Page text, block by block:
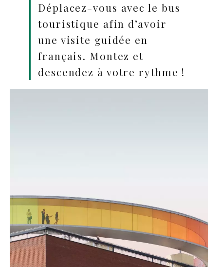
Déplacez-vous avec le bus
touristique afin d’avoir
une visite guidée en
français. Montez et
descendez à votre rythme !